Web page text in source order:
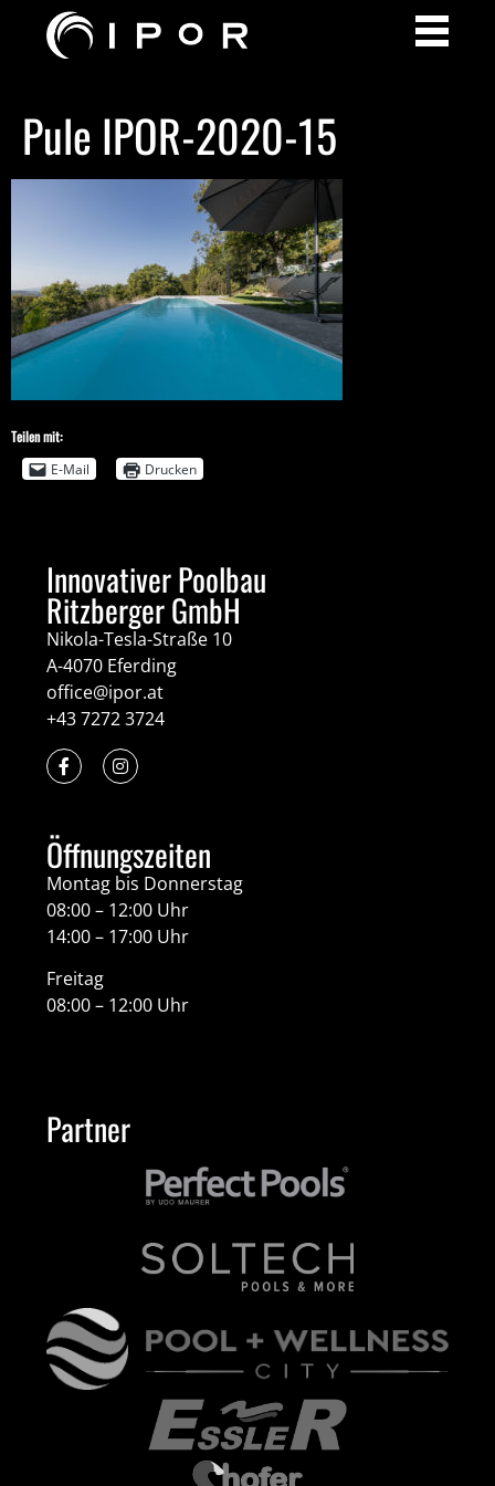
Pule IPOR-2020-15
Teilen mit:
E-Mail
Drucken
Innovativer Poolbau
Ritzberger GmbH
Nikola-Tesla-Straße 10
A-4070 Eferding
office@ipor.at
+43 7272 3724
Öffnungszeiten
Montag bis Donnerstag
08:00 – 12:00 Uhr
14:00 – 17:00 Uhr
Freitag
08:00 – 12:00 Uhr
Partner